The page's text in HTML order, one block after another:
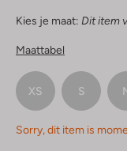
Kies je maat: Dit item
Maattabel
XS S
Sorry, dit item is